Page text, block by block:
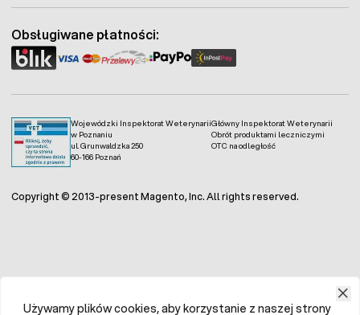
Wojewódzki Inspektorat Weterynarii
w Poznaniu
ul. Grunwaldzka 250
60-166 Poznań
Główny Inspektorat Weterynarii
Obrót produktami leczniczymi
OTC na odległość
Obsługiwane płatności:
Copyright © 2013-present Magento, Inc. All rights reserved.
Używamy plików cookies, aby korzystanie z naszej strony